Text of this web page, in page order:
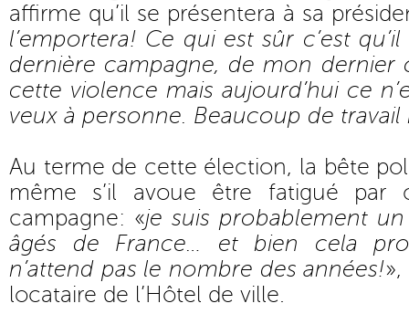
affirme qu’il se présentera à sa
l’emportera! Ce qui est sûr c’est
dernière campagne, de mon dernier
cette violence mais aujourd’hui ce
veux à personne. Beaucoup de
Au terme de cette élection, la bête
même s’il avoue être fatigué par
campagne: «je suis probablement
âgés de France… et bien cela
n’attend pas le nombre des années!
locataire de l’Hôtel de ville.